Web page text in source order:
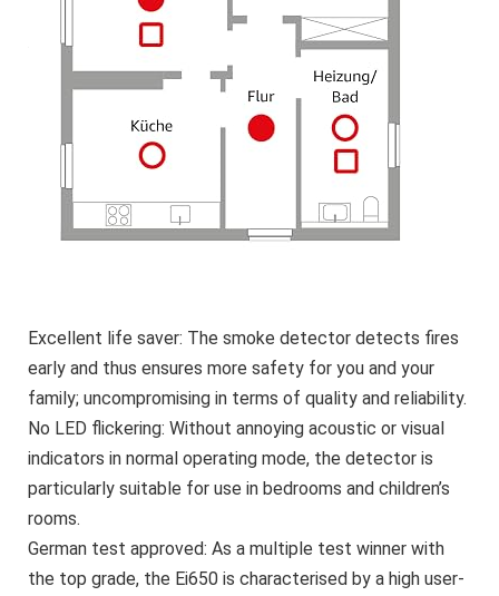
Excellent life saver: The smoke detector detects fires
early and thus ensures more safety for you and your
family; uncompromising in terms of quality and reliability.
No LED flickering: Without annoying acoustic or visual
indicators in normal operating mode, the detector is
particularly suitable for use in bedrooms and children’s
rooms.
German test approved: As a multiple test winner with
the top grade, the Ei650 is characterised by a high user-